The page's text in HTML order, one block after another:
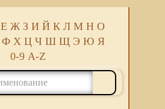
Е Ж З И Й К Л М Н О
Ф Х Ц Ч Ш Щ Э Ю Я
0-9 A-Z